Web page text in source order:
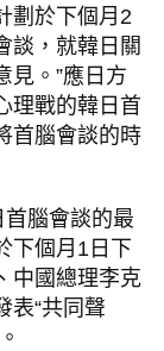
劃於下個月2
談，就韓日關
見。”應日方
理戰的韓日首
首腦會談的時
首腦會談的最
下個月1日下
中國總理李克
表“共同聲